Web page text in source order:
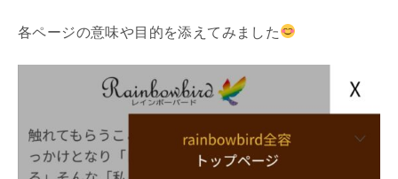
各ページの意味や目的を添えてみました